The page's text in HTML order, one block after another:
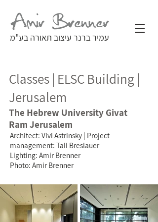
עמיר ברנר עיצוב תאורה בע"מ
Classes | ELSC Building |
Jerusalem
The Hebrew University Givat
Ram Jerusalem
Architect: Vivi Astrinsky | Project
management: Tali Breslauer
Lighting: Amir Brenner
Photo: Amir Brenner